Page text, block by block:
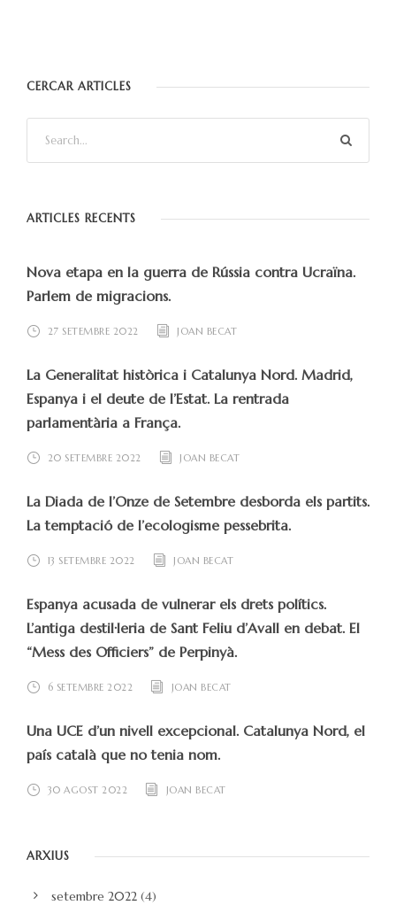
CERCAR ARTICLES
ARTICLES RECENTS
Nova etapa en la guerra de Rússia contra Ucraïna.
Parlem de migracions.
27 SETEMBRE 2022 JOAN BECAT
La Generalitat històrica i Catalunya Nord. Madrid,
Espanya i el deute de l’Estat. La rentrada
parlamentària a França.
20 SETEMBRE 2022 JOAN BECAT
La Diada de l’Onze de Setembre desborda els partits.
La temptació de l’ecologisme pessebrita.
13 SETEMBRE 2022 JOAN BECAT
Espanya acusada de vulnerar els drets polítics.
L’antiga destil·leria de Sant Feliu d’Avall en debat. El
“Mess des Officiers” de Perpinyà.
6 SETEMBRE 2022 JOAN BECAT
Una UCE d’un nivell excepcional. Catalunya Nord, el
país català que no tenia nom.
30 AGOST 2022 JOAN BECAT
ARXIUS
setembre 2022 (4)